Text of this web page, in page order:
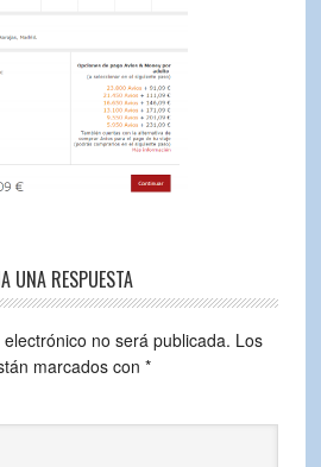
UNA RESPUESTA
no será publicada. Los
marcados con *